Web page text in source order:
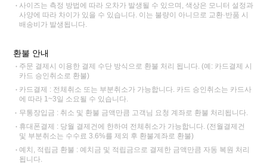
사이즈는 측정 방법에 따라 오차가 발생될 수 있으며, 색상은 모니터 설정과
사양에 따라 차이가 있을 수 있습니다. 이는 불량이 아니므로 교환·반품 시
배송비가 발생됩니다.
환불 안내
주문 결제시 이용한 결제 수단 방식으로 환불 처리 됩니다. (예: 카드결제 시
카드 승인취소로 환불)
카드결제 : 전체취소 또는 부분취소가 가능합니다. 카드 승인취소는 카드사
에 따라 1~3일 소요될 수 있습니다.
무통장입금 : 취소 및 환불 금액만큼 고객님 요청 계좌로 환불 처리됩니다.
휴대폰결제 : 당월 결제건에 한하여 전체취소가 가능합니다. (전월결제건
및 부분취소는 수수료 3.6%를 제외 후 환불계좌로 환불)
예치, 적립금 환불 : 예치금 및 적립금으로 결제한 금액만큼 자동 복원 처리
됩니다.